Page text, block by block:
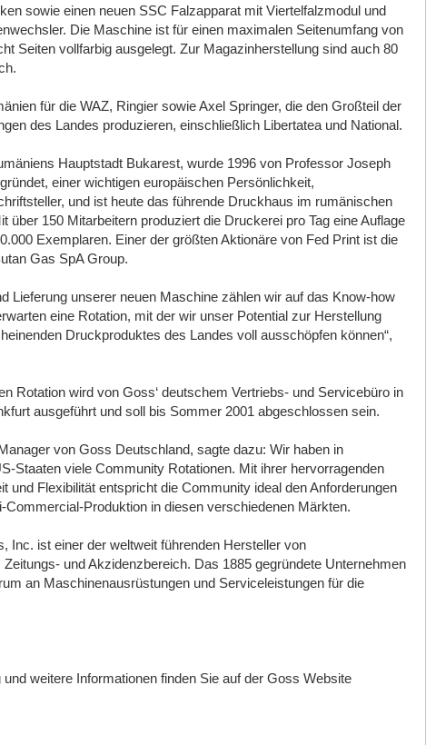
sowie einen neuen SSC Falzapparat mit Viertelfalzmodul und
Die Maschine ist für einen maximalen Seitenumfang von
Seiten vollfarbig ausgelegt. Zur Magazinherstellung sind auch 80
für die WAZ, Ringier sowie Axel Springer, die den Großteil der
des Landes produzieren, einschließlich Libertatea und National.
Hauptstadt Bukarest, wurde 1996 von Professor Joseph
einer wichtigen europäischen Persönlichkeit,
und ist heute das führende Druckhaus im rumänischen
über 150 Mitarbeitern produziert die Druckerei pro Tag eine Auflage
Exemplaren. Einer der größten Aktionäre von Fed Print ist die
Gas SpA Group.
Lieferung unserer neuen Maschine zählen wir auf das Know-how
eine Rotation, mit der wir unser Potential zur Herstellung
Druckproduktes des Landes voll ausschöpfen können“,
Rotation wird von Goss‘ deutschem Vertriebs- und Servicebüro in
ausgeführt und soll bis Sommer 2001 abgeschlossen sein.
von Goss Deutschland, sagte dazu: Wir haben in
Staaten viele Community Rotationen. Mit ihrer hervorragenden
und Flexibilität entspricht die Community ideal den Anforderungen
Produktion in diesen verschiedenen Märkten.
Inc. ist einer der weltweit führenden Hersteller von
und Akzidenzbereich. Das 1885 gegründete Unternehmen
an Maschinenausrüstungen und Serviceleistungen für die
weitere Informationen finden Sie auf der Goss Website